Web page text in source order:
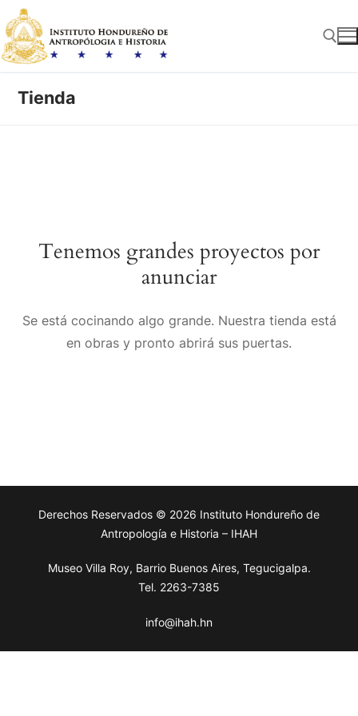
al
contenido
Tienda
Tenemos grandes proyectos por
anunciar
Se está cocinando algo grande. Nuestra tienda está
en obras y pronto abrirá sus puertas.
Derechos Reservados © 2026 Instituto Hondureño de
Antropología e Historia – IHAH
Museo Villa Roy, Barrio Buenos Aires, Tegucigalpa.
Tel. 2263-7385
info@ihah.hn